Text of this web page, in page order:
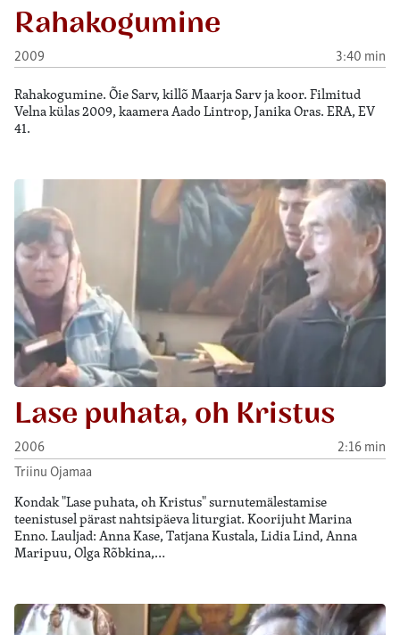
Rahakogumine
2009 3:40 min
Rahakogumine. Õie Sarv, killõ Maarja Sarv ja koor. Filmitud
Velna külas 2009, kaamera Aado Lintrop, Janika Oras. ERA, EV
41.
Lase puhata, oh Kristus
2006
2:16 min
Triinu Ojamaa
Kondak "Lase puhata, oh Kristus" surnutemälestamise
teenistusel pärast nahtsipäeva liturgiat. Koorijuht Marina
Enno. Lauljad: Anna Kase, Tatjana Kustala, Lidia Lind, Anna
Maripuu, Olga Rõbkina,…